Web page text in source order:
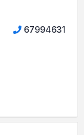
67994631